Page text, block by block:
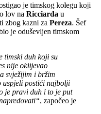
je timskog kolegu koji
lov na Ricciarda u
zbog kazni za Pereza. Šef
je oduševljen timskom
timski duh koji su
nije oklijevao
svježijim i bržim
uspjeli postići najbolji
je pravi duh i to je put
, započeo je